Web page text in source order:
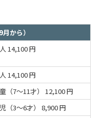
から）
14,100 円
14,100 円
（7～11才） 12,100 円
（3～6才） 8,900 円